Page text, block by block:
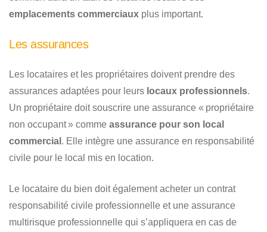
emplacements commerciaux plus important.
Les assurances
Les locataires et les propriétaires doivent prendre des
assurances adaptées pour leurs locaux professionnels.
Un propriétaire doit souscrire une assurance « propriétaire
non occupant » comme assurance pour son local
commercial . Elle intègre une assurance en responsabilité
civile pour le local mis en location.
Le locataire du bien doit également acheter un contrat
responsabilité civile professionnelle et une assurance
multirisque professionnelle qui s’appliquera en cas de